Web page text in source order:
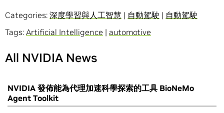
Categories: 深度學習與人工智慧 | 自動駕駛 | 自動駕駛
Tags: Artificial Intelligence | automotive
All NVIDIA News
NVIDIA 發佈能為代理加速科學探索的工具 BioNeMo
Agent Toolkit